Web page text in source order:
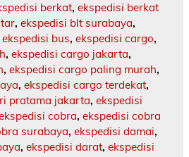
berkat, ekspedisi berkat
, ekspedisi blt surabaya,
ekspedisi bus, ekspedisi cargo,
, ekspedisi cargo jakarta,
, ekspedisi cargo paling murah,
, ekspedisi cargo terdekat,
pratama jakarta, ekspedisi
cobra, ekspedisi cobra
surabaya, ekspedisi damai,
, ekspedisi darat, ekspedisi